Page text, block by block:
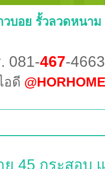
บอย รั้วลวดหนาม
081-467-4663
อดี @HORHOME
ย 45 กระสอบ